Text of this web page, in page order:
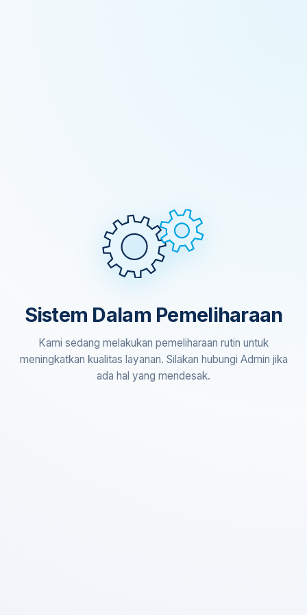
Sistem Dalam Pemeliharaan
Kami sedang melakukan pemeliharaan rutin untuk
meningkatkan kualitas layanan. Silakan hubungi Admin jika
ada hal yang mendesak.